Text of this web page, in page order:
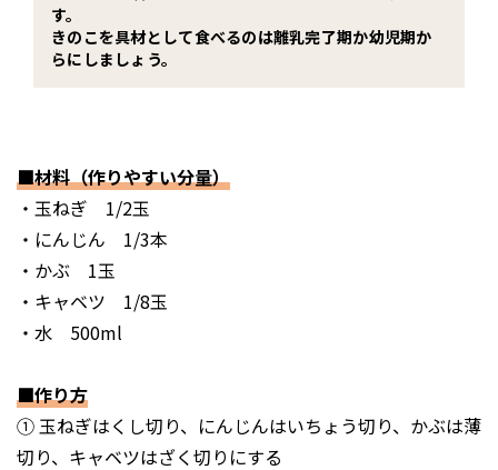
す。
きのこを具材として食べるのは離乳完了期か幼児期か
らにしましょう。
■材料（作りやすい分量）
・玉ねぎ 1/2玉
・にんじん 1/3本
・かぶ 1玉
・キャベツ 1/8玉
・水 500ml
■作り方
① 玉ねぎはくし切り、にんじんはいちょう切り、かぶは薄
切り、キャベツはざく切りにする